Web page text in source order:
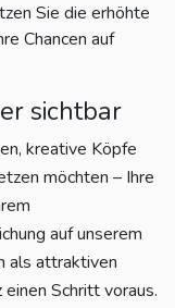
Sie die erhöhte
Chancen auf
sichtbar
kreative Köpfe
möchten – Ihre
auf unserem
als attraktiven
Schritt voraus.